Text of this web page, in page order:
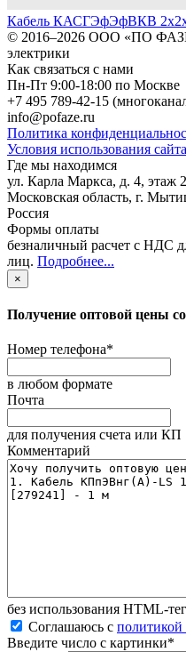
Кабель КАСГЭфЭфВКВ
© 2016–2026 ООО «ПО
электрики
Как связаться с нами
Пн-Пт 9:00-18:00 по Москве
+7 495 789-42-15
info@pofaze.ru
Политика
Условия использования сайта
Где мы находимся
ул. Карла Маркса, д. 4, этаж
Московская область, г.
Россия
Формы оплаты
безналичный расчет с НДС
лиц. Подробнее...
×
Получение оптовой цены
Номер телефона*
в любом формате
Почта
для получения счета или КП
Комментарий
без иcпользования HTML-
Соглашаюсь с политикой
Введите число с картинки*